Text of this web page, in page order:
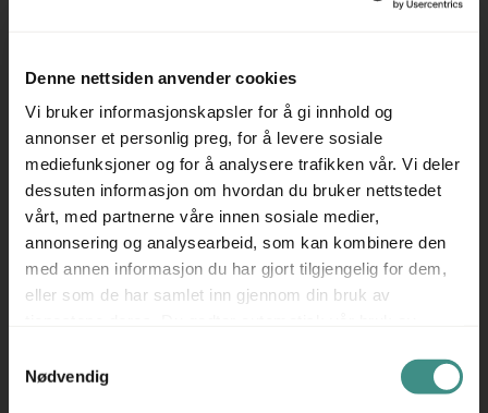
Denne nettsiden anvender cookies
Vi bruker informasjonskapsler for å gi innhold og
annonser et personlig preg, for å levere sosiale
mediefunksjoner og for å analysere trafikken vår. Vi deler
dessuten informasjon om hvordan du bruker nettstedet
vårt, med partnerne våre innen sosiale medier,
annonsering og analysearbeid, som kan kombinere den
med annen informasjon du har gjort tilgjengelig for dem,
eller som de har samlet inn gjennom din bruk av
Nødvendig
Ben og vinkler: Bordfester medfølger
Prisen er pr skjermvegg, eks mva.
Se også movement.as for våre andre annonser på
skillevegger / skjermbrett.